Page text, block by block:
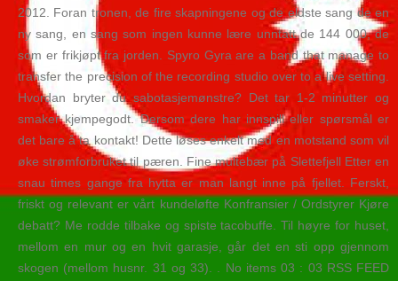
2012. Foran tronen, de fire skapningene og de eldste sang de en
ny sang, en sang som ingen kunne lære unntatt de 144 000, de
som er frikjøpt fra jorden. Spyro Gyra are a band that manage to
transfer the precision of the recording studio over to a live setting.
Hvordan bryter du sabotasjemønstre? Det tar 1-2 minutter og
smaker kjempegodt. Dersom dere har innspill eller spørsmål er
det bare å ta kontakt! Dette løses enkelt med en motstand som vil
øke strømforbruket til pæren. Fine multebær på Slettefjell Etter en
snau times gange fra hytta er man langt inne på fjellet. Ferskt,
friskt og relevant er vårt kundeløfte Konfransier / Ordstyrer Kjøre
debatt? Me rodde tilbake og spiste tacobuffe. Til høyre for huset,
mellom en mur og en hvit garasje, går det en sti opp gjennom
skogen (mellom husnr. 31 og 33). . No items 03 : 03 RSS FEED